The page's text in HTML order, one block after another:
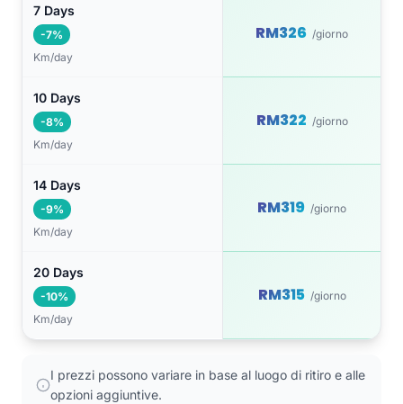
7 Days
-7%
Km/day
RM326 /giorno
10 Days
-8%
Km/day
RM322 /giorno
14 Days
-9%
Km/day
RM319 /giorno
20 Days
-10%
Km/day
RM315 /giorno
I prezzi possono variare in base al luogo di ritiro e alle
opzioni aggiuntive.